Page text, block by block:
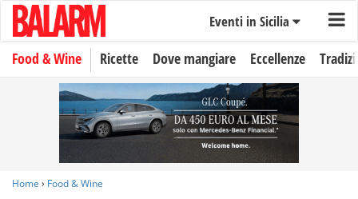
Eventi in Sicilia
Food & Wine Ricette Dove mangiare Eccellenze
Home › Food & Wine